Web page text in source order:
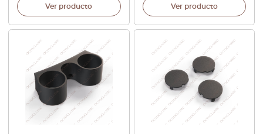
Ver producto Ver producto